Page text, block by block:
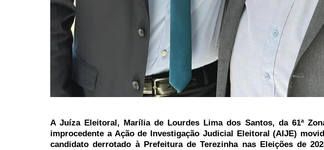
A Juíza Eleitoral, Marília de Lourdes Lima dos Santos, da 61ª
improcedente a Ação de Investigação Judicial Eleitoral (AIJE)
candidato derrotado à Prefeitura de Terezinha nas Eleições de